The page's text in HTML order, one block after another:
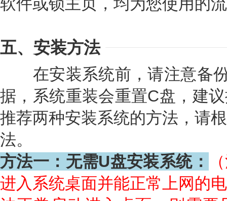
五、安装方法
在安装系统前，请注意备份
据，系统重装会重置C盘，建
推荐两种安装系统的方法，请
法。
方法一：无需U盘安装系统：
进入系统桌面并能正常上网的